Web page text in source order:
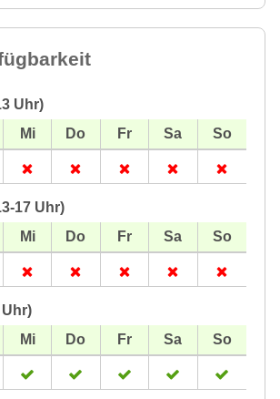
Uhr)
17 Uhr)